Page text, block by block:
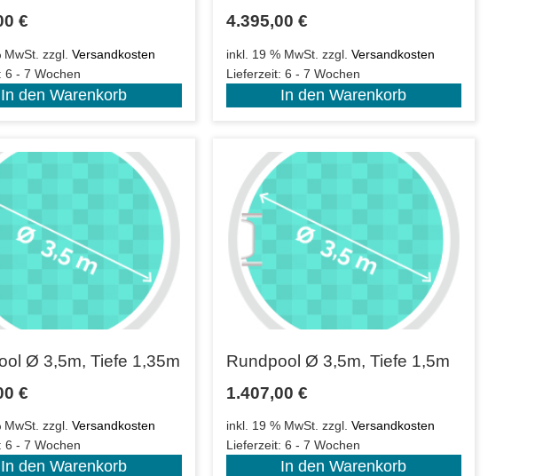
€
zzgl. Versandkosten
6 - 7 Wochen
In den Warenkorb
4.395,00 €
inkl. 19 % MwSt. zzgl. Versandkosten
Lieferzeit: 6 - 7 Wochen
In den Warenkorb
Ø 3,5m, Tiefe 1,35m
€
zzgl. Versandkosten
6 - 7 Wochen
In den Warenkorb
Rundpool Ø 3,5m, Tiefe 1,5m
1.407,00 €
inkl. 19 % MwSt. zzgl. Versandkosten
Lieferzeit: 6 - 7 Wochen
In den Warenkorb